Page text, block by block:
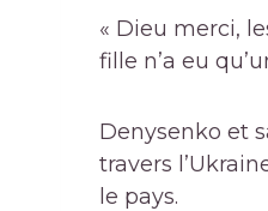
« Dieu merci,
fille n’a eu
Denysenko et
travers
le pays.